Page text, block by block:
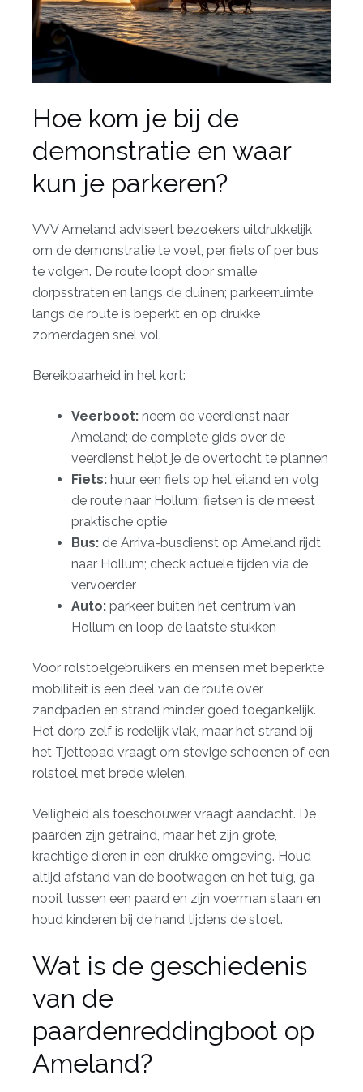
Hoe kom je bij de
demonstratie en waar
kun je parkeren?
VVV Ameland adviseert bezoekers uitdrukkelijk
om de demonstratie te voet, per fiets of per bus
te volgen. De route loopt door smalle
dorpsstraten en langs de duinen; parkeerruimte
langs de route is beperkt en op drukke
zomerdagen snel vol.
Bereikbaarheid in het kort:
Veerboot: neem de veerdienst naar
Ameland; de complete gids over de
veerdienst helpt je de overtocht te plannen
Fiets: huur een fiets op het eiland en volg
de route naar Hollum; fietsen is de meest
praktische optie
Bus: de Arriva-busdienst op Ameland rijdt
naar Hollum; check actuele tijden via de
vervoerder
Auto: parkeer buiten het centrum van
Hollum en loop de laatste stukken
Voor rolstoelgebruikers en mensen met beperkte
mobiliteit is een deel van de route over
zandpaden en strand minder goed toegankelijk.
Het dorp zelf is redelijk vlak, maar het strand bij
het Tjettepad vraagt om stevige schoenen of een
rolstoel met brede wielen.
Veiligheid als toeschouwer vraagt aandacht. De
paarden zijn getraind, maar het zijn grote,
krachtige dieren in een drukke omgeving. Houd
altijd afstand van de bootwagen en het tuig, ga
nooit tussen een paard en zijn voerman staan en
houd kinderen bij de hand tijdens de stoet.
Wat is de geschiedenis
van de
paardenreddingboot op
Ameland?